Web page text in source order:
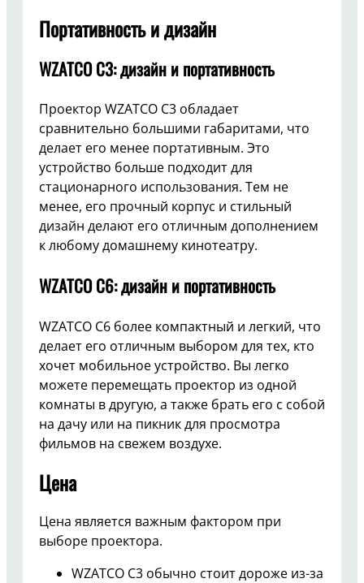
Портативность и дизайн
WZATCO C3: дизайн и портативность
Проектор WZATCO C3 обладает
сравнительно большими габаритами, что
делает его менее портативным. Это
устройство больше подходит для
стационарного использования. Тем не
менее, его прочный корпус и стильный
дизайн делают его отличным дополнением
к любому домашнему кинотеатру.
WZATCO C6: дизайн и портативность
WZATCO C6 более компактный и легкий, что
делает его отличным выбором для тех, кто
хочет мобильное устройство. Вы легко
можете перемещать проектор из одной
комнаты в другую, а также брать его с собой
на дачу или на пикник для просмотра
фильмов на свежем воздухе.
Цена
Цена является важным фактором при
выборе проектора.
WZATCO C3 обычно стоит дороже из-за